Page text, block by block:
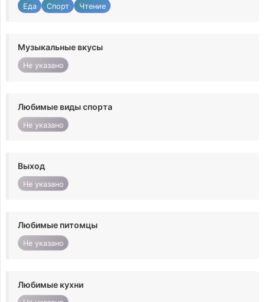
Еда Спорт Чтение
Музыкальные вкусы
Не указано
Любимые виды спорта
Не указано
Выход
Не указано
Любимые питомцы
Не указано
Любимые кухни